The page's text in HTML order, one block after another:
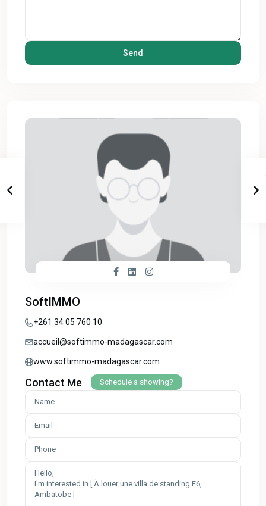
SoftIMMO
+261 34 05 760 10
accueil@softimmo-madagascar.com
www.softimmo-madagascar.com
Contact Me Schedule a showing?